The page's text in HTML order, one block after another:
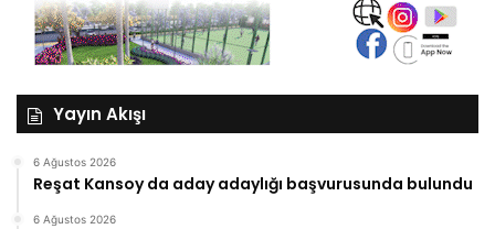
Yayın Akışı
6 Ağustos 2026
Reşat Kansoy da aday adaylığı başvurusunda bulundu
6 Ağustos 2026